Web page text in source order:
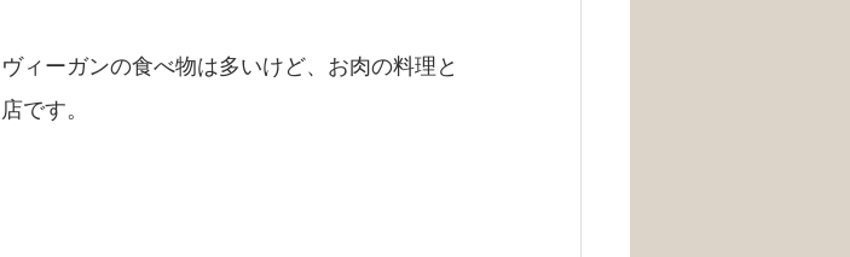
ィーガンの食べ物は多いけど、お肉の料理と
です。